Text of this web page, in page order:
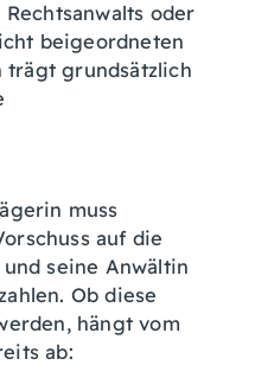
oder
beigeordneten
trägt grundsätzlich
muss
auf die
seine Anwältin
Ob diese
hängt vom
ab: